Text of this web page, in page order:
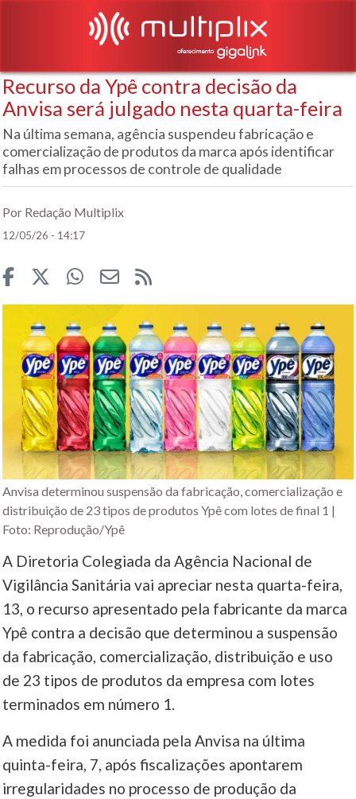
Recurso da Ypê contra decisão da
Anvisa será julgado nesta quarta-feira
Na última semana, agência suspendeu fabricação e
comercialização de produtos da marca após identificar
falhas em processos de controle de qualidade
Por Redação Multiplix
12/05/26 - 14:17
Anvisa determinou suspensão da fabricação, comercialização e
distribuição de 23 tipos de produtos Ypê com lotes de final 1 |
Foto: Reprodução/Ypê
A Diretoria Colegiada da Agência Nacional de
Vigilância Sanitária vai apreciar nesta quarta-feira,
13, o recurso apresentado pela fabricante da marca
Ypê contra a decisão que determinou a suspensão
da fabricação, comercialização, distribuição e uso
de 23 tipos de produtos da empresa com lotes
terminados em número 1.
A medida foi anunciada pela Anvisa na última
quinta-feira, 7, após fiscalizações apontarem
irregularidades no processo de produção da